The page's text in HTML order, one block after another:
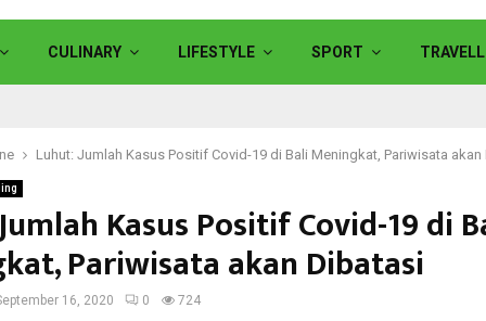
CULINARY LIFESTYLE SPORT
Luhut: Jumlah Kasus Positif Covid-19 di Bali Meningkat, Pariwisata
Kasus Positif Covid-19 di
Pariwisata akan Dibatasi
16, 2020 0 724